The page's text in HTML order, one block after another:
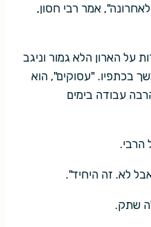
אמר רבי חסון,
על הארון הלא גמור וניגב
בכתפיו. "עסוקים", הוא
עבודה בימים
הרבי.
לא. זה היחיד".
שתק.